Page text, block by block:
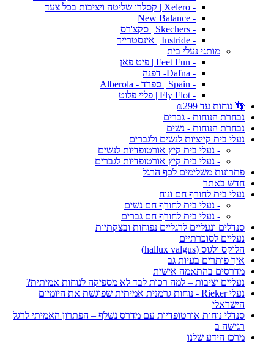
- Xelero | קסלרו שליטה ויציבות בכל צעד
- New Balance
- Skechers | סקצ'רס
- Instride | אינסטרייד
מותגי נעלי בית
- Feet Fun | פיט פאן
- Dafna- דפנה
- Spain | ספרד - Alberola
- Fly Flot | פליי פלוט
👣 נוחות עד ₪299
נבחרת הנוחות - גברים
נבחרת הנוחות - נשים
נעלי בית קייציות לנשים ולגברים
- נעלי בית קיץ אורטופדיות לנשים
- נעלי בית קיץ אורטופדיות לגברים
פתרונות משלימים לכף הרגל
חדש באתר
נעלי בית לחורף חם ונוח
- נעלי בית לחורף חם נשים
- נעלי בית לחורף חם גברים
סנדלים ונעליים לרגליים נפוחות ובצקתיות
נעליים לסוכרתיים
הלוקס ולגוס (hallux valgus)
איך פותרים בעיות גב
מדרסים בהתאמה אישית
נעליים יציבות – למה רכות לבד לא מספיקה לנוחות אמיתית?
נעלי Rieker - נוחות גרמנית אמיתית שפוגשת את היומיום
הישראלי
סנדלי נוחות אורטופדיות עם מדרס נשלף – הפתרון האמיתי לרגל
רגישה ב
מרכז הידע שלנו